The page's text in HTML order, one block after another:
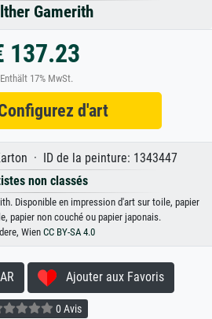
Gamerith
137.23
Enthält 17% MwSt.
d'art
· ID de la peinture: 1343447
non classés
Disponible en impression d'art sur toile, papier
papier non couché ou papier japonais.
Wien CC BY-SA 4.0
Ajouter aux Favoris
0 Avis